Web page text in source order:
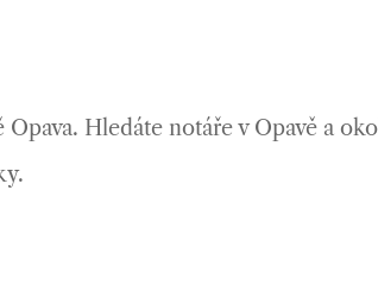
Hledáte notáře v Opavě a